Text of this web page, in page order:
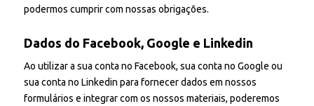
podermos cumprir com nossas obrigações.
Dados do Facebook, Google e Linkedin
Ao utilizar a sua conta no Facebook, sua conta no Google ou
sua conta no Linkedin para fornecer dados em nossos
formulários e integrar com os nossos materiais, poderemos